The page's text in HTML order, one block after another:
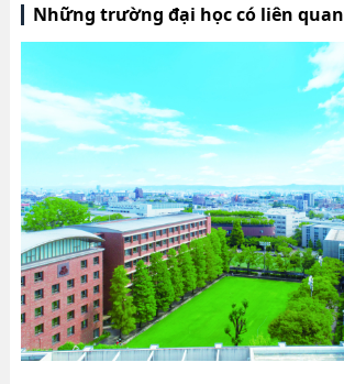
Những trường đại học có liên quan